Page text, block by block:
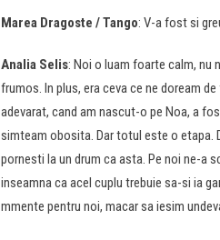
Marea Dragoste / Tango: V-a fost si
Analia Selis: Noi o luam foarte calm, nu
frumos. In plus, era ceva ce ne doream
adevarat, cand am nascut-o pe Noa, a
simteam obosita. Dar totul este o etapa.
pornesti la un drum ca asta. Pe noi ne-a
inseamna ca acel cuplu trebuie sa-si ia
mmente pentru noi, macar sa iesim